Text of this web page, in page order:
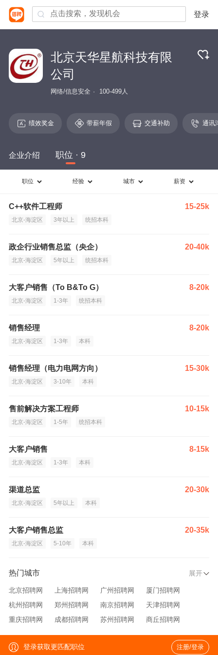
登录
北京天华星航科技有限
公司
网络/信息安全 100-499人
绩效奖金 带薪年假 交通补助 通讯
企业介绍 职位 · 9
职位 经验 城市 薪资
C++软件工程师 15-25k
北京-海淀区 3年以上 统招本科
政企行业销售总监（央企） 20-40k
北京-海淀区 5年以上 统招本科
大客户销售（To B&To G） 8-20k
北京-海淀区 1-3年 统招本科
销售经理 8-20k
北京-海淀区 1-3年 本科
销售经理（电力电网方向） 15-30k
北京-海淀区 3-10年 本科
售前解决方案工程师 10-15k
北京-海淀区 1-5年 统招本科
大客户销售 8-15k
北京-海淀区 1-3年 本科
渠道总监 20-30k
北京-海淀区 5年以上 本科
大客户销售总监 20-35k
北京-海淀区 5-10年 本科
热门城市 展开
北京招聘网 上海招聘网 广州招聘网
厦门招聘网
杭州招聘网
郑州招聘网 南京招聘网
天津招聘网
重庆招聘网
成都招聘网 苏州招聘网
商丘招聘网
大连招聘网
济南招聘网 宁波招聘网
无锡招聘网
青岛招聘网
沈阳招聘网 西安招聘网
登录获取更匹配职位 注册/登录